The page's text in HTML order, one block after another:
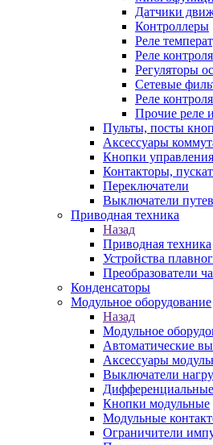
Датчики
Контроллеры
Реле
Реле
Регуляторы
Сетевые
Реле
Прочие реле
Пульты, посты
Аксессуары
Кнопки управления
Контакторы,
Переключатели
Выключатели
Приводная техника
Назад
Приводная техника
Устройства
Преобразователи
Конденсаторы
Модульное оборудование
Назад
Модульное
Автоматические
Аксессуары
Выключатели
Кнопки модульные
Модульные
Ограничители